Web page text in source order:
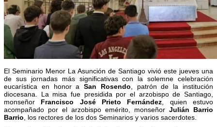
El Seminario Menor La Asunción de Santiago vivió este jueves una
de sus jornadas más significativas con la solemne celebración
eucarística en honor aSan Rosendo , patrón de la institución
diocesana. La misa fue presidida por el arzobispo de Santiago,
monseñor Francisco José Prieto Fernández , quien estuvo
acompañado por el arzobispo emérito, monseñor Julián Barrio
Barrio , los rectores de los dos Seminarios y varios sacerdotes.